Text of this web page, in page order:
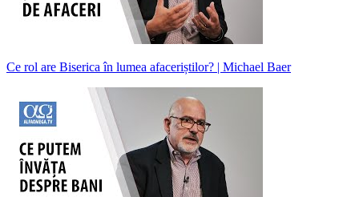
Ce rol are Biserica în lumea afaceriștilor? | Michael Baer